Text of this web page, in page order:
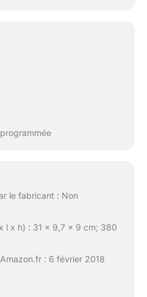
le fabricant : Non
l x h) : 31 x 9,7 x 9 cm; 380
: 6 février 2018